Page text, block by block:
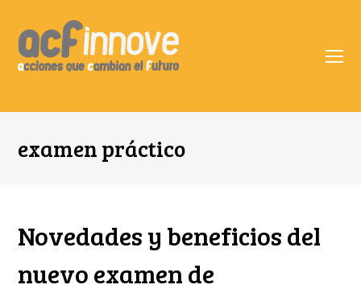
examen práctico
Novedades y beneficios del
nuevo examen de